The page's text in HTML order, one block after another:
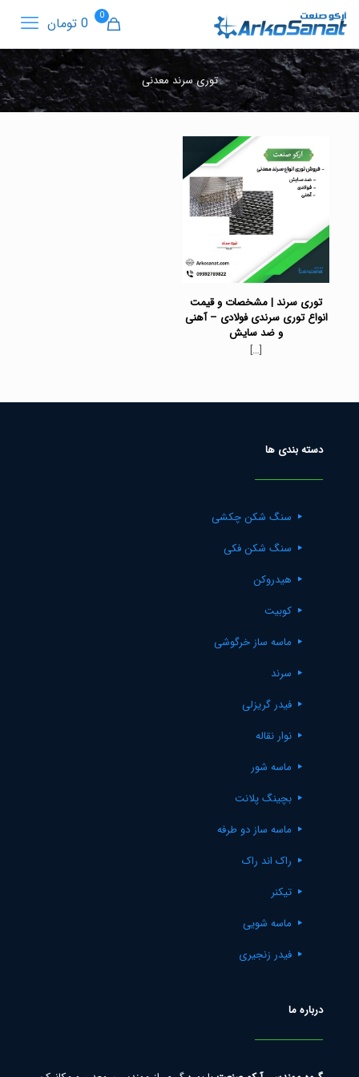
0 0 تومان
توری سرند معدنی
توری سرند | مشخصات و قیمت
انواع توری سرندی فولادی – آهنی
و ضد سایش
[…]
دسته بندی ها
سنگ شکن چکشی
سنگ شکن فکی
هیدروکن
کوبیت
ماسه ساز خرگوشی
سرند
فیدر گریزلی
نوار نقاله
ماسه شور
بچینگ پلانت
ماسه ساز دو طرفه
راک اند راک
تیکنر
ماسه شویی
فیدر زنجیری
درباره ما